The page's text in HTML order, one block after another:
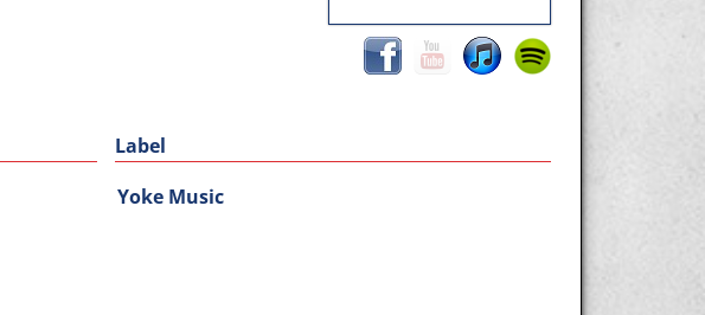
Label
Yoke Music